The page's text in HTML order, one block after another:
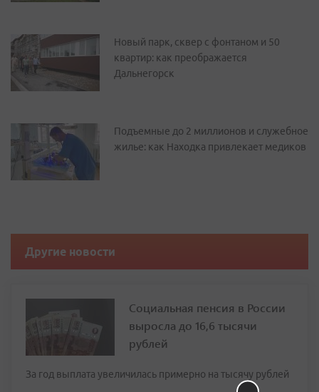
Новый парк, сквер с фонтаном и 50
квартир: как преображается
Дальнегорск
Подъемные до 2 миллионов и служебное
жилье: как Находка привлекает медиков
Другие новости
Социальная пенсия в России
выросла до 16,6 тысячи
рублей
За год выплата увеличилась примерно на тысячу рублей